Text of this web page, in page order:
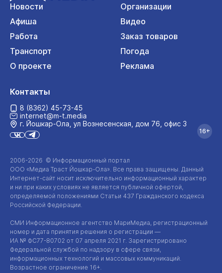
Новости
Организации
Афиша
Видео
Работа
Заказ товаров
Транспорт
Погода
О проекте
Реклама
2006-2026 © Информационный портал
ООО «Медиа Траст Йошкар-Ола». Все права защищены. Данный
Интернет-сайт носит исключительно информационный характер
и ни при каких условиях не является публичной офертой,
определяемой положениями Статьи 437 Гражданского кодекса
Российской Федерации.
СМИ Информационное агентство МариМедиа, регистрационный
номер и дата принятия решения о регистрации —
ИА № ФС77-80702 от 07 апреля 2021 г. Зарегистрировано
Федеральной службой по надзору в сфере связи,
информационных технологий и массовых коммуникаций.
Возрастное ограничение 16+.
Контакты
8 (8362) 45-73-45
internet@m-t.media
г. Йошкар‑Ола, ул Вознесенская, дом 76, офис 3
16+